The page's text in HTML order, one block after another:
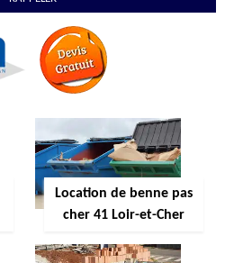
Location de benne pas
cher 41 Loir-et-Cher